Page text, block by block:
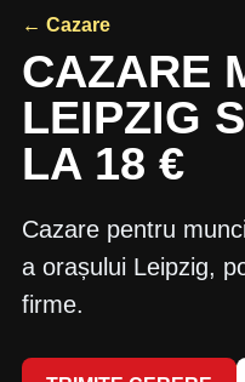
← Cazare
CAZARE
LEIPZIG
LA 18 €
Cazare pentru
a orașului Leipzig,
firme.